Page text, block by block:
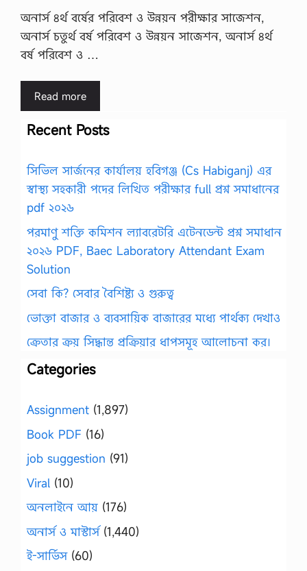
অনার্স ৪র্থ বর্ষের পরিবেশ ও উন্নয়ন পরীক্ষার সাজেশন,
অনার্স চতুর্থ বর্ষ পরিবেশ ও উন্নয়ন সাজেশন, অনার্স ৪র্থ
বর্ষ পরিবেশ ও …
Read more
Recent Posts
সিভিল সার্জনের কার্যালয় হবিগঞ্জ (Cs Habiganj) এর
স্বাস্থ্য সহকারী পদের লিখিত পরীক্ষার full প্রশ্ন সমাধানের
pdf ২০২৬
পরমাণু শক্তি কমিশন ল্যাবরেটরি এটেনডেন্ট প্রশ্ন সমাধান
২০২৬ PDF, Baec Laboratory Attendant Exam
Solution
সেবা কি? সেবার বৈশিষ্ট্য ও গুরুত্ব
ভোক্তা বাজার ও ব্যবসায়িক বাজারের মধ্যে পার্থক্য দেখাও
ক্রেতার ক্রয় সিদ্ধান্ত প্রক্রিয়ার ধাপসমূহ আলোচনা কর।
Categories
Assignment (1,897)
Book PDF (16)
job suggestion (91)
Viral (10)
অনলাইনে আয় (176)
অনার্স ও মাস্টার্স(1,440)
ই-সার্ভিস(60)